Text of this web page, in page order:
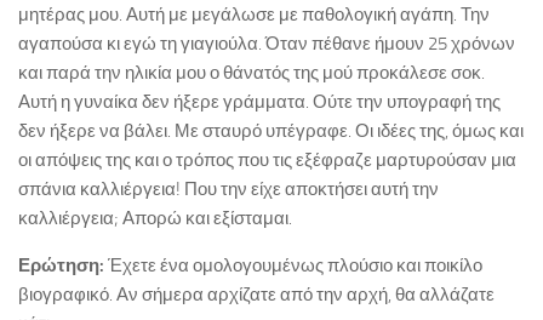
μητέρας μου. Αυτή με μεγάλωσε με παθολογική αγάπη. Την
αγαπούσα κι εγώ τη γιαγιούλα. Όταν πέθανε ήμουν 25 χρόνων
και παρά την ηλικία μου ο θάνατός της μού προκάλεσε σοκ.
Αυτή η γυναίκα δεν ήξερε γράμματα. Ούτε την υπογραφή της
δεν ήξερε να βάλει. Με σταυρό υπέγραφε. Οι ιδέες της, όμως και
οι απόψεις της και ο τρόπος που τις εξέφραζε μαρτυρούσαν μια
σπάνια καλλιέργεια! Που την είχε αποκτήσει αυτή την
καλλιέργεια; Απορώ και εξίσταμαι.
Ερώτηση: Έχετε ένα ομολογουμένως πλούσιο και ποικίλο
βιογραφικό. Αν σήμερα αρχίζατε από την αρχή, θα αλλάζατε